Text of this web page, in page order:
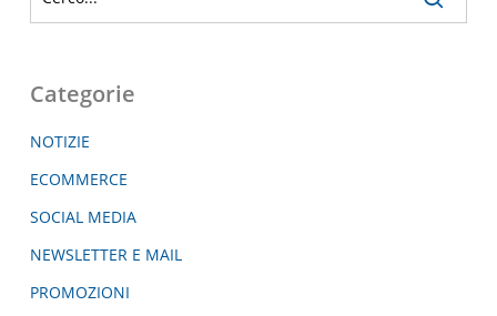
Categorie
NOTIZIE
ECOMMERCE
SOCIAL MEDIA
NEWSLETTER E MAIL
PROMOZIONI